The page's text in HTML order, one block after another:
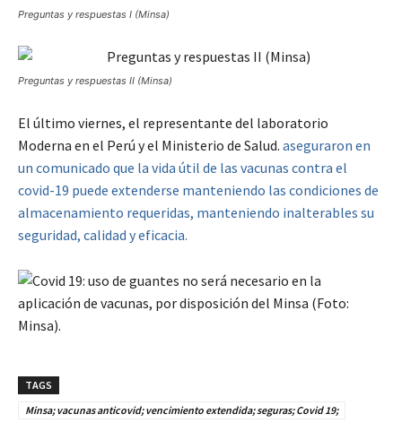
Preguntas y respuestas I (Minsa)
Preguntas y respuestas II (Minsa)
El último viernes, el representante del laboratorio
Moderna en el Perú y el Ministerio de Salud. aseguraron en
un comunicado que la vida útil de las vacunas contra el
covid-19 puede extenderse manteniendo las condiciones de
almacenamiento requeridas, manteniendo inalterables su
seguridad, calidad y eficacia.
TAGS
Minsa; vacunas anticovid; vencimiento extendida; seguras; Covid 19;